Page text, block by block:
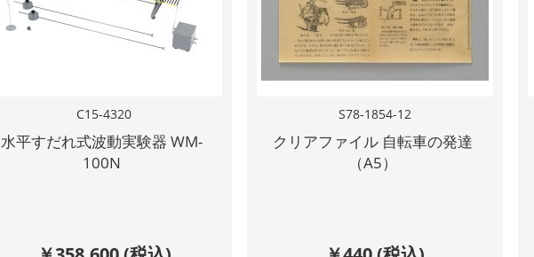
C15-4320
水平すだれ式波動実験器 WM-
100N
S78-1854-12
クリアファイル 自転車の発達
（A5）